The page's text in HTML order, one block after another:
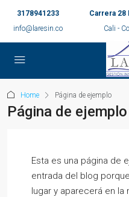
3178941233
info@laresin.co
Carrera 28
Cali -
Home Página de ejemplo
Página de ejemplo
Esta es una página de
entrada del blog
lugar y aparecerá en